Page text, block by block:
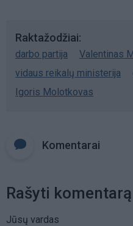
Raktažodžiai
darbo partija
Valentinas
vidaus reikalų ministerija
Igoris Molotkovas
Komentarai
Rašyti komentarą
Jūsų vardas